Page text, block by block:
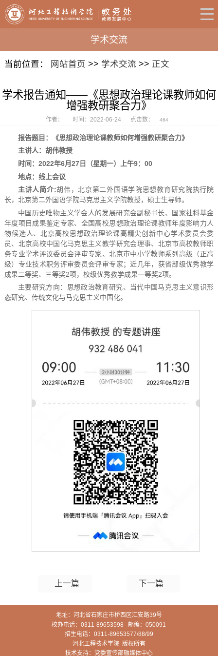
学术交流
当前位置： 网站首页 >> 学术交流 >> 正文
学术报告通知——《思想政治理论课教师如何
增强教研聚合力》
作者： 时间：2022-06-24 点击数： 464
报告题目：
《思想政治理论课教师如何增强教研聚合力》
主讲人： 胡伟教授
时间： 2022年6月27日（星期一）
上午9：00
地点： 线上会议
主讲人简介:胡伟，北京第二外国语学院思想教育研究院执行院
长，北京第二外国语学院马克思主义学院教授，硕士生导师。
中国历史唯物主义学会人的发展研究会副秘书长、国家社科基金
年度项目成果鉴定专家、全国高校思想政治理论课教师年度影响力人
物候选人、北京高校思想政治理论课高精尖创新中心学术委员会委
员、北京高校中国化马克思主义教学研究会理事、北京市高校教师职
务专业学术评议委员会评审专家、北京市中小学教师系列高级（正高
级）专业技术职务评审委员会评审专家；近几年，获省部级优秀教学
成果二等奖、三等奖2项，校级优秀教学成果一等奖2项。
主要研究方向：思想政治教育研究、当代中国马克思主义意识形
态研究、传统文化与马克思主义中国化。
上一篇 下一篇
地址：河北省石家庄市桥西区汇安路39号
校办电话：0311-89653598 邮编：050091
招生电话：0311-89653577/88/99
河北工程技术学院 版权所有
技术支持：党委宣传部融媒体中心